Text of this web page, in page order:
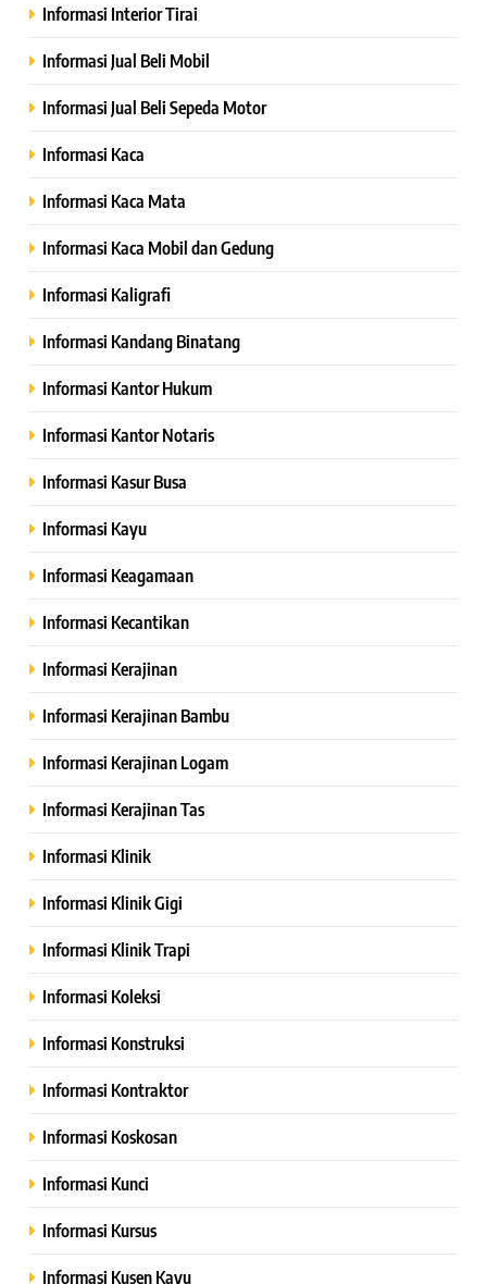
Informasi Interior Tirai
Informasi Jual Beli Mobil
Informasi Jual Beli Sepeda Motor
Informasi Kaca
Informasi Kaca Mata
Informasi Kaca Mobil dan Gedung
Informasi Kaligrafi
Informasi Kandang Binatang
Informasi Kantor Hukum
Informasi Kantor Notaris
Informasi Kasur Busa
Informasi Kayu
Informasi Keagamaan
Informasi Kecantikan
Informasi Kerajinan
Informasi Kerajinan Bambu
Informasi Kerajinan Logam
Informasi Kerajinan Tas
Informasi Klinik
Informasi Klinik Gigi
Informasi Klinik Trapi
Informasi Koleksi
Informasi Konstruksi
Informasi Kontraktor
Informasi Koskosan
Informasi Kunci
Informasi Kursus
Informasi Kusen Kayu